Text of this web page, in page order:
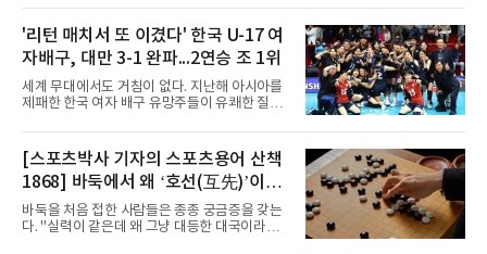
가 8일 발표한 일정에 따르면 한국은 9월 10일
사우디, 11일 인도네시아, 13일 일본과 차례로
맞붙는다. FIBA 랭킹은 일본 22위, 한국 57위, 사
우디 65위, 인도네시아 94위로, 랭킹과 홈 이점
을 모두 갖춘 일본이 최대 변수다.니콜라이스 마
줄스(라트비아) 감독이 이끄는 대표팀은 지난달
6일 FIBA 월드컵 예선 1라운드 6차전에서 일본
NBA에 도전 중인 이현중을 앞세운 대표팀의 목
표는 우승이다.조별리그는 12
'리턴 매치서 또 이겼다' 한국 U-17 여
자배구, 대만 3-1 완파...2연승 조 1위
세계 무대에서도 거침이 없다. 지난해 아시아를
제패한 한국 여자 배구 유망주들이 유쾌한 질주
이하(U-17) 여자배구대표팀은 8일(한국시간) 칠
레 로스안데스에서 열린 2026 국제배구연맹
(FIVB) U-17 여자 세계선수권대회 조별리그 D조
2차전에서 대만을 세트 점수 3-1(25-19 18-25
25-13 25-15)로 꺾었다. 전날 푸에르토리코를
3-1로 물리쳤던 한국은 2연승으로 조 1위에 올
라 16강 진출에 청신호를 켰다.이날 승리는 남다
[스포츠박사 기자의 스포츠용어 산책
1868] 바둑에서 왜 ‘호선(互先)’이라
말할까
바둑을 처음 접한 사람들은 종종 궁금증을 갖는
다. "실력이 같은데 왜 그냥 대등한 대국이라고